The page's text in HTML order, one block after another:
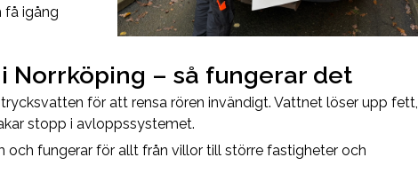
få igång
Norrköping – så fungerar det
för att rensa rören invändigt. Vattnet löser upp fett,
stopp i avloppssystemet.
och fungerar för allt från villor till större fastigheter och